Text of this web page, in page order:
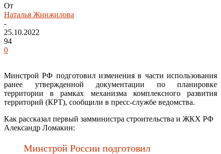
От
Наталья Жинжилова
-
25.10.2022
94
0
Минстрой РФ подготовил изменения в части использования
ранее утвержденной документации по планировке
территории в рамках механизма комплексного развития
территорий (КРТ), сообщили в пресс-службе ведомства.
Как рассказал первый замминистра строительства и ЖКХ РФ
Александр Ломакин:
Минстрой России подготовил